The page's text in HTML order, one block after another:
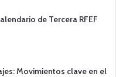
de Tercera RFEF
Movimientos clave en el